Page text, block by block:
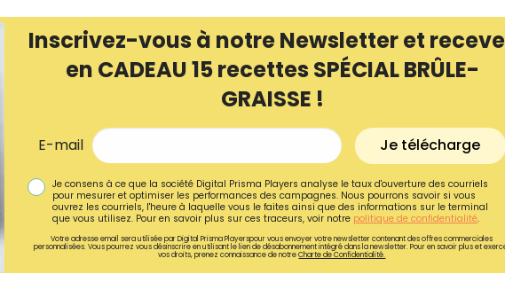
Inscrivez-vous à notre Newsletter et
en CADEAU 15 recettes SPÉCIAL BRÛLE-
GRAISSE !
E-mail Je télécharge
Je consens à ce que la société Digital Prisma Players analyse le taux d'ouverture des courriels
pour mesurer et optimiser les performances des campagnes. Nous pourrons savoir si vous
ouvrez les courriels, l'heure à laquelle vous le faites ainsi que des informations sur le terminal
que vous utilisez. Pour en savoir plus sur ces traceurs, voir notre politique de confidentialité.
Votre adresse email sera utilisée par Digital Prisma Playerspour vous envoyer votre newsletter contenant des offres commerciales
personnalisées. Vous pourrez vous désinscrire en utilisant le lien de désabonnement intégré dans la newsletter. Pour en savoir plus et
vos droits, prenez connaissance de notreCharte de Confidentialité.
Recevez
recettes inédites de